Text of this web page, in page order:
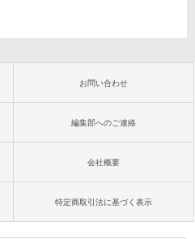
お問い合わせ
編集部へのご連絡
会社概要
特定商取引法に基づく表示